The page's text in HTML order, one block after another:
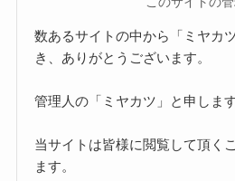
数あるサイトの中から「ミヤカ
き、ありがとうございます。
管理人の「ミヤカツ」と申します
当サイトは皆様に閲覧して頂く
ます。